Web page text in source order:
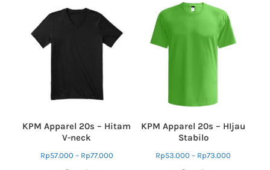
KPM Apparel 20s – Hitam
V-neck
Rp57.000 – Rp77.000
KPM Apparel 20s – HIjau
Stabilo
Rp53.000 – Rp73.000